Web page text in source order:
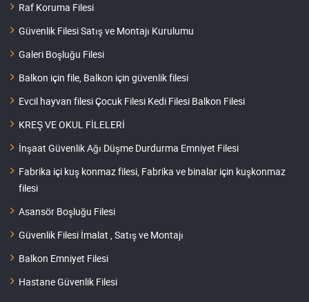
Raf Koruma Filesi
Güvenlik Filesi Satış ve Montajı Kurulumu
Galeri Boşluğu Filesi
Balkon için file, Balkon için güvenlik filesi
Evcil hayvan filesi Çocuk Filesi Kedi Filesi Balkon Filesi
KREŞ VE OKUL FİLELERİ
İnşaat Güvenlik Ağı Düşme Durdurma Emniyet Filesi
Fabrika içi kuş konmaz filesi, Fabrika ve binalar için kuşkonmaz
filesi
Asansör Boşluğu Filesi
Güvenlik Filesi İmalat , Satış ve Montajı
Balkon Emniyet Filesi
Hastane Güvenlik Filesi